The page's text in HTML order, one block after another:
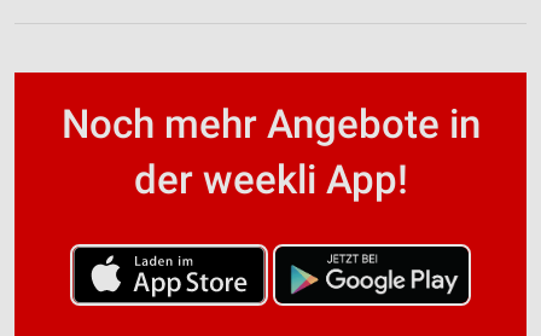
Noch mehr Angebote in
der weekli App!